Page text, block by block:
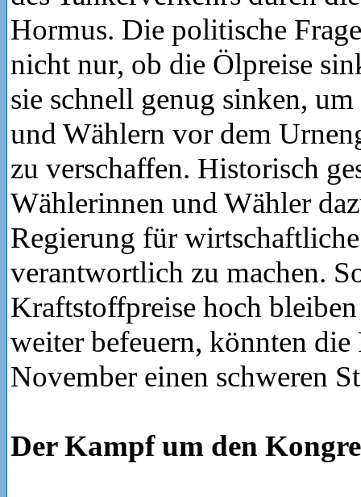
Hormus. Die politische
nicht nur, ob die Ölpreise
sie schnell genug sinken,
und Wählern vor dem
zu verschaffen. Historisch
Wählerinnen und Wähler
Regierung für
verantwortlich zu machen.
Kraftstoffpreise hoch
weiter befeuern, könnten
November einen schweren
Der Kampf um den